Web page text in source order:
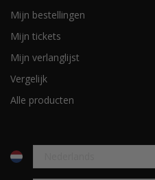
Mijn bestellingen
Mijn tickets
Mijn verlanglijst
Vergelijk
Alle producten